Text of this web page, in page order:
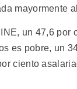
mayormente
un 47,6 por
es pobre, un
ciento